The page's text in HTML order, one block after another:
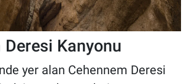
Deresi Kanyonu
yer alan Cehennem Deresi